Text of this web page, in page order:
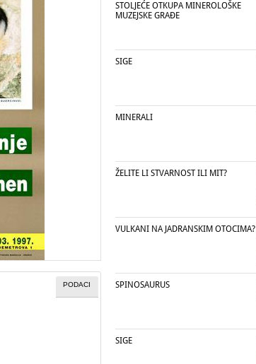
PODACI
STOLJEĆE OTKUPA MINEROLOŠKE
MUZEJSKE GRAĐE
SIGE
MINERALI
ŽELITE LI STVARNOST ILI MIT?
VULKANI NA JADRANSKIM OTOCIMA?
SPINOSAURUS
SIGE